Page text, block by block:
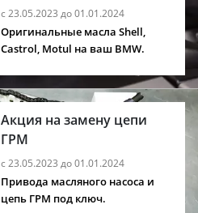
с 23.05.2023 до 01.01.2024
Оригинальные масла Shell,
Castrol, Motul на ваш BMW.
Акция на замену цепи
ГРМ
с 23.05.2023 до 01.01.2024
Привода масляного насоса и
цепь ГРМ под ключ.